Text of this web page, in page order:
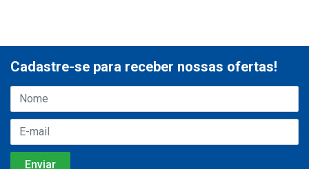
Cadastre-se para receber nossas ofertas!